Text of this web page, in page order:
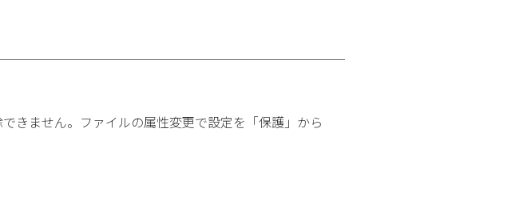
きません。ファイルの属性変更で設定を「保護」から